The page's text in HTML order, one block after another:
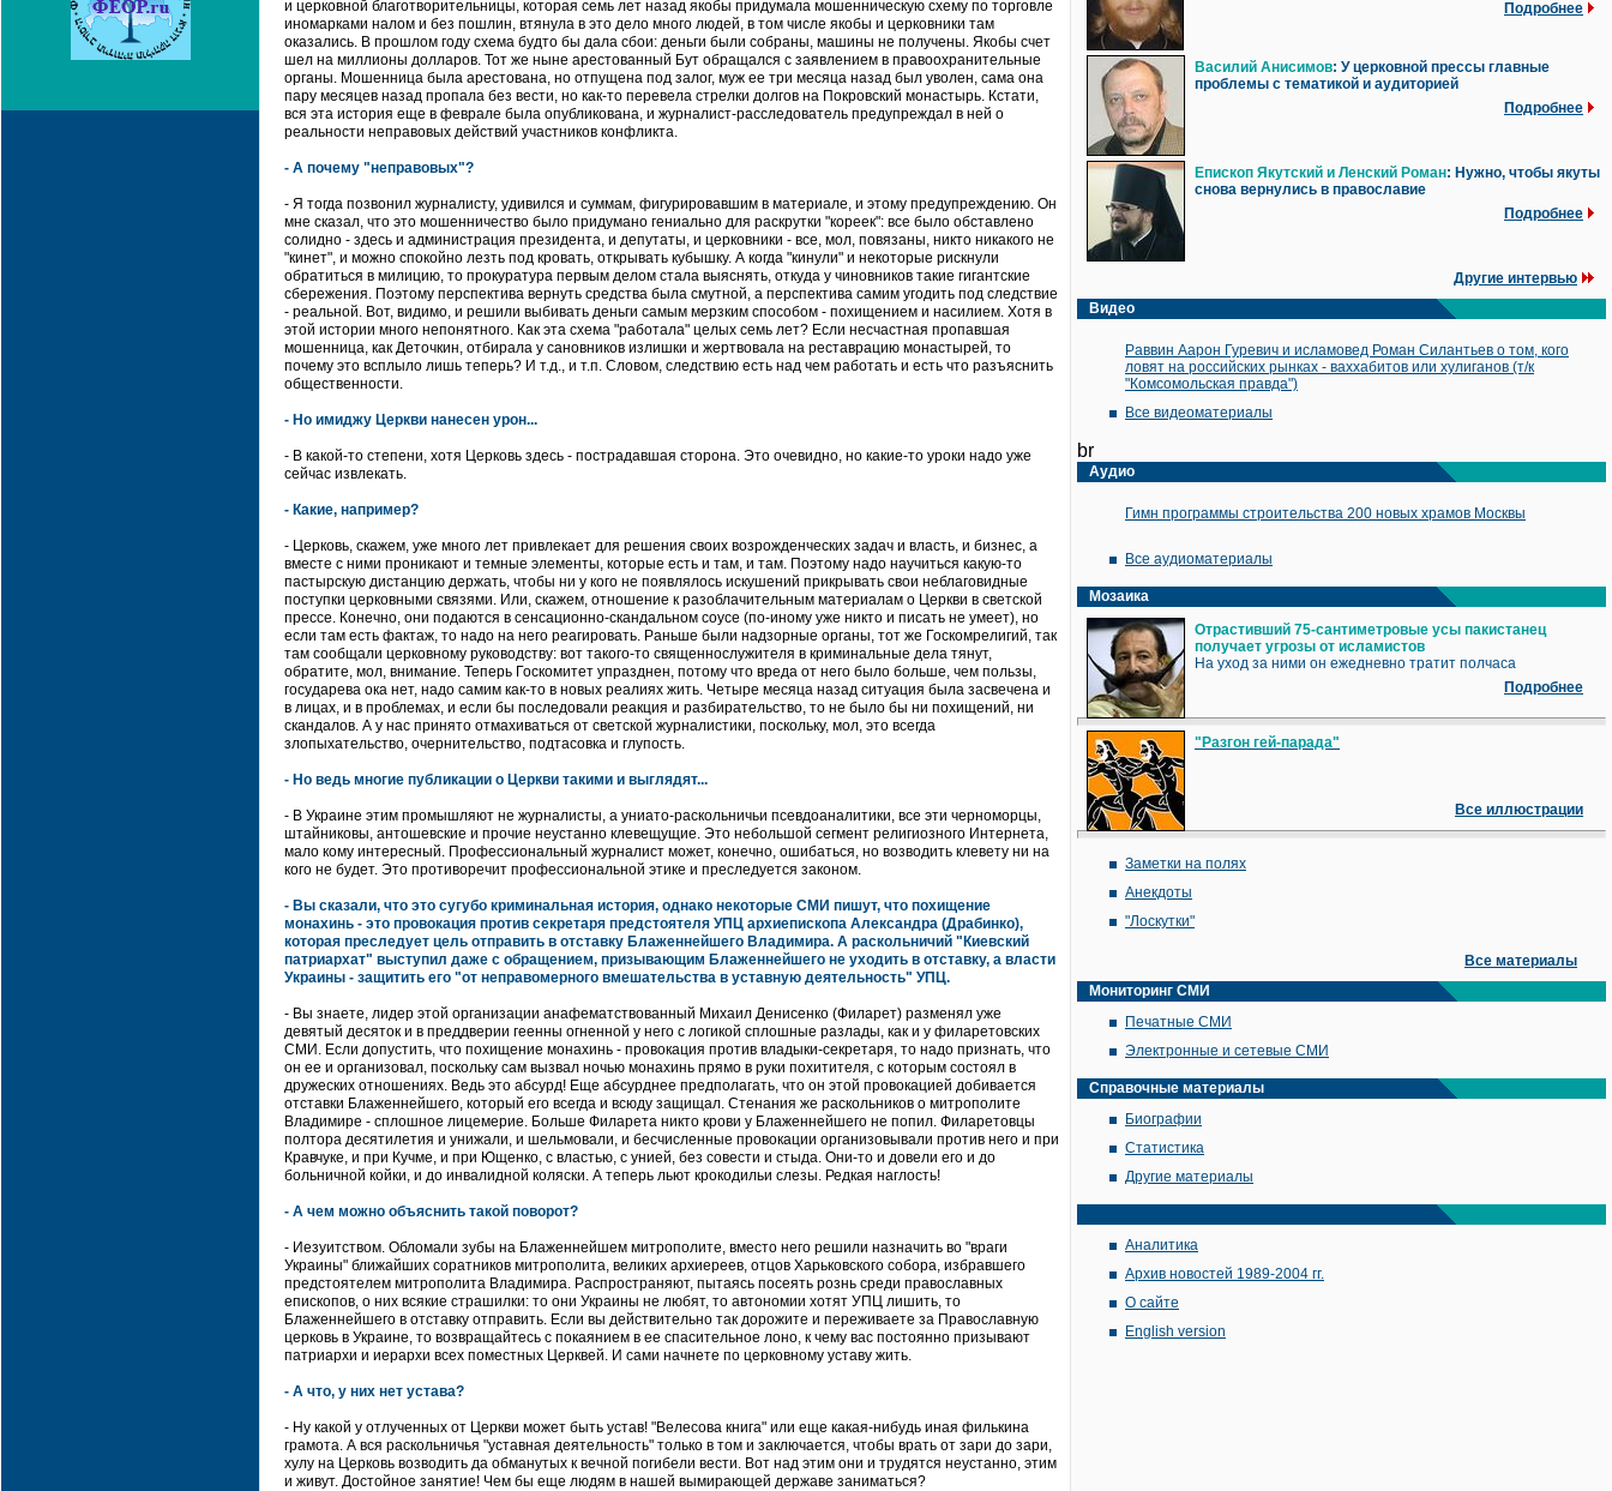
и церковной благотворительницы, которая семь лет назад якобы придумала мошенническую схему по торговле
иномарками налом и без пошлин, втянула в это дело много людей, в том числе якобы и церковники там
оказались. В прошлом году схема будто бы дала сбои: деньги были собраны, машины не получены. Якобы счет
шел на миллионы долларов. Тот же ныне арестованный Бут обращался с заявлением в правоохранительные
органы. Мошенница была арестована, но отпущена под залог, муж ее три месяца назад был уволен, сама она
пару месяцев назад пропала без вести, но как-то перевела стрелки долгов на Покровский монастырь. Кстати,
вся эта история еще в феврале была опубликована, и журналист-расследователь предупреждал в ней о
реальности неправовых действий участников конфликта.
- А почему "неправовых"?
- Я тогда позвонил журналисту, удивился и суммам, фигурировавшим в материале, и этому предупреждению. Он
мне сказал, что это мошенничество было придумано гениально для раскрутки "кореек": все было обставлено
солидно - здесь и администрация президента, и депутаты, и церковники - все, мол, повязаны, никто никакого не
"кинет", и можно спокойно лезть под кровать, открывать кубышку. А когда "кинули" и некоторые рискнули
обратиться в милицию, то прокуратура первым делом стала выяснять, откуда у чиновников такие гигантские
сбережения. Поэтому перспектива вернуть средства была смутной, а перспектива самим угодить под следствие
- реальной. Вот, видимо, и решили выбивать деньги самым мерзким способом - похищением и насилием. Хотя в
этой истории много непонятного. Как эта схема "работала" целых семь лет? Если несчастная пропавшая
мошенница, как Деточкин, отбирала у сановников излишки и жертвовала на реставрацию монастырей, то
почему это всплыло лишь теперь? И т.д., и т.п. Словом, следствию есть над чем работать и есть что разъяснить
общественности.
- Но имиджу Церкви нанесен урон...
- В какой-то степени, хотя Церковь здесь - пострадавшая сторона. Это очевидно, но какие-то уроки надо уже
сейчас извлекать.
- Какие, например?
- Церковь, скажем, уже много лет привлекает для решения своих возрожденческих задач и власть, и бизнес, а
вместе с ними проникают и темные элементы, которые есть и там, и там. Поэтому надо научиться какую-то
пастырскую дистанцию держать, чтобы ни у кого не появлялось искушений прикрывать свои неблаговидные
поступки церковными связями. Или, скажем, отношение к разоблачительным материалам о Церкви в светской
прессе. Конечно, они подаются в сенсационно-скандальном соусе (по-иному уже никто и писать не умеет), но
если там есть фактаж, то надо на него реагировать. Раньше были надзорные органы, тот же Госкомрелигий, так
там сообщали церковному руководству: вот такого-то священнослужителя в криминальные дела тянут,
обратите, мол, внимание. Теперь Госкомитет упразднен, потому что вреда от него было больше, чем пользы,
государева ока нет, надо самим как-то в новых реалиях жить. Четыре месяца назад ситуация была засвечена и
в лицах, и в проблемах, и если бы последовали реакция и разбирательство, то не было бы ни похищений, ни
скандалов. А у нас принято отмахиваться от светской журналистики, поскольку, мол, это всегда
злопыхательство, очернительство, подтасовка и глупость.
- Но ведь многие публикации о Церкви такими и выглядят...
- В Украине этим промышляют не журналисты, а униато-раскольничьи псевдоаналитики, все эти черноморцы,
штайниковы, антошевские и прочие неустанно клевещущие. Это небольшой сегмент религиозного Интернета,
мало кому интересный. Профессиональный журналист может, конечно, ошибаться, но возводить клевету ни на
кого не будет. Это противоречит профессиональной этике и преследуется законом.
- Вы сказали, что это сугубо криминальная история, однако некоторые СМИ пишут, что похищение
монахинь - это провокация против секретаря предстоятеля УПЦ архиепископа Александра (Драбинко),
которая преследует цель отправить в отставку Блаженнейшего Владимира. А раскольничий "Киевский
патриархат" выступил даже с обращением, призывающим Блаженнейшего не уходить в отставку, а власти
Украины - защитить его "от неправомерного вмешательства в уставную деятельность" УПЦ.
- Вы знаете, лидер этой организации анафематствованный Михаил Денисенко (Филарет) разменял уже
девятый десяток и в преддверии геенны огненной у него с логикой сплошные разлады, как и у филаретовских
СМИ. Если допустить, что похищение монахинь - провокация против владыки-секретаря, то надо признать, что
он ее и организовал, поскольку сам вызвал ночью монахинь прямо в руки похитителя, с которым состоял в
дружеских отношениях. Ведь это абсурд! Еще абсурднее предполагать, что он этой провокацией добивается
отставки Блаженнейшего, который его всегда и всюду защищал. Стенания же раскольников о митрополите
Владимире - сплошное лицемерие. Больше Филарета никто крови у Блаженнейшего не попил. Филаретовцы
полтора десятилетия и унижали, и шельмовали, и бесчисленные провокации организовывали против него и при
Кравчуке, и при Кучме, и при Ющенко, с властью, с унией, без совести и стыда. Они-то и довели его и до
больничной койки, и до инвалидной коляски. А теперь льют крокодильи слезы. Редкая наглость!
- А чем можно объяснить такой поворот?
- Иезуитством. Обломали зубы на Блаженнейшем митрополите, вместо него решили назначить во "враги
Украины" ближайших соратников митрополита, великих архиереев, отцов Харьковского собора, избравшего
предстоятелем митрополита Владимира. Распространяют, пытаясь посеять рознь среди православных
епископов, о них всякие страшилки: то они Украины не любят, то автономии хотят УПЦ лишить, то
Блаженнейшего в отставку отправить. Если вы действительно так дорожите и переживаете за Православную
церковь в Украине, то возвращайтесь с покаянием в ее спасительное лоно, к чему вас постоянно призывают
патриархи и иерархи всех поместных Церквей. И сами начнете по церковному уставу жить.
- А что, у них нет устава?
- Ну какой у отлученных от Церкви может быть устав! "Велесова книга" или еще какая-нибудь иная филькина
грамота. А вся раскольничья "уставная деятельность" только в том и заключается, чтобы врать от зари до зари,
хулу на Церковь возводить да обманутых к вечной погибели вести. Вот над этим они и трудятся неустанно, этим
и живут. Достойное занятие! Чем бы еще людям в нашей вымирающей державе заниматься?
Подробнее
Василий Анисимов: У церковной прессы главные
проблемы с тематикой и аудиторией
Подробнее
Епископ Якутский и Ленский Роман: Нужно, чтобы якуты
снова вернулись в православие
Подробнее
Другие интервью
Видео
Раввин Аарон Гуревич и исламовед Роман Силантьев о том, кого
ловят на российских рынках - ваххабитов или хулиганов (т/к
"Комсомольская правда")
Все видеоматериалы
br
Аудио
Гимн программы строительства 200 новых храмов Москвы
Все аудиоматериалы
Мозаика
Отрастивший 75-сантиметровые усы пакистанец
получает угрозы от исламистов
На уход за ними он ежедневно тратит полчаса
Подробнее
"Разгон гей-парада"
Все иллюстрации
Заметки на полях
Анекдоты
"Лоскутки"
Все материалы
Мониторинг СМИ
Печатные СМИ
Электронные и сетевые СМИ
Справочные материалы
Биографии
Статистика
Другие материалы
Аналитика
Архив новостей 1989-2004 гг.
О сайте
English version